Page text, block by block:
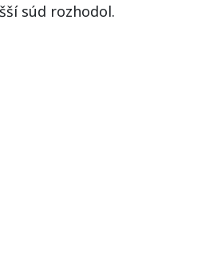
súd rozhodol.